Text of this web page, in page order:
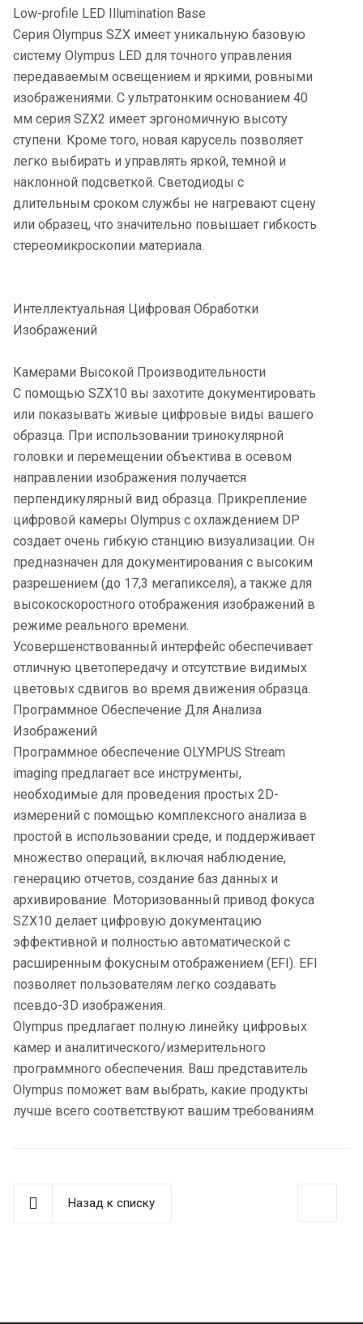
Low-profile LED Illumination Base
Серия Olympus SZX имеет уникальную базовую
систему Olympus LED для точного управления
передаваемым освещением и яркими, ровными
изображениями. С ультратонким основанием 40
мм серия SZX2 имеет эргономичную высоту
ступени. Кроме того, новая карусель позволяет
легко выбирать и управлять яркой, темной и
наклонной подсветкой. Светодиоды с
длительным сроком службы не нагревают сцену
или образец, что значительно повышает гибкость
стереомикроскопии материала.
Интеллектуальная Цифровая Обработки
Изображений
Камерами Высокой Производительности
С помощью SZX10 вы захотите документировать
или показывать живые цифровые виды вашего
образца. При использовании тринокулярной
головки и перемещении объектива в осевом
направлении изображения получается
перпендикулярный вид образца. Прикрепление
цифровой камеры Olympus с охлаждением DP
создает очень гибкую станцию визуализации. Он
предназначен для документирования с высоким
разрешением (до 17,3 мегапикселя), а также для
высокоскоростного отображения изображений в
режиме реального времени.
Усовершенствованный интерфейс обеспечивает
отличную цветопередачу и отсутствие видимых
цветовых сдвигов во время движения образца.
Программное Обеспечение Для Анализа
Изображений
Программное обеспечение OLYMPUS Stream
imaging предлагает все инструменты,
необходимые для проведения простых 2D-
измерений с помощью комплексного анализа в
простой в использовании среде, и поддерживает
множество операций, включая наблюдение,
генерацию отчетов, создание баз данных и
архивирование. Моторизованный привод фокуса
SZX10 делает цифровую документацию
эффективной и полностью автоматической с
расширенным фокусным отображением (EFI). EFI
позволяет пользователям легко создавать
псевдо-3D изображения.
Olympus предлагает полную линейку цифровых
камер и аналитического/измерительного
программного обеспечения. Ваш представитель
Olympus поможет вам выбрать, какие продукты
лучше всего соответствуют вашим требованиям.
Назад к списку